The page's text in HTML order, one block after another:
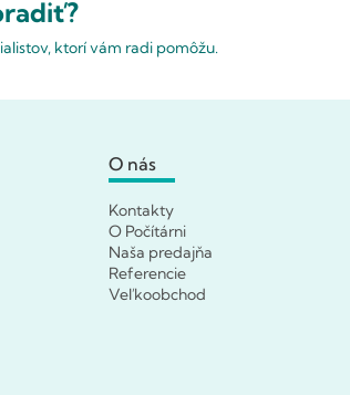
ktorí vám radi pomôžu.
O nás
Kontakty
O Počítárni
Naša predajňa
Referencie
Veľkoobchod